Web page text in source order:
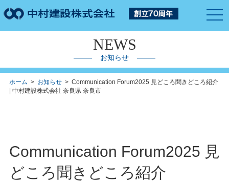
NEWS
お知らせ
ホーム > お知らせ> Communication Forum2025 見どころ聞きどころ紹介
| 中村建設株式会社 奈良県 奈良市
Communication Forum2025 見
どころ聞きどころ紹介